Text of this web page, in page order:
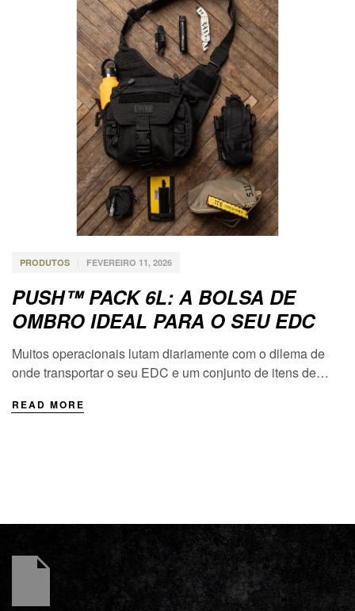
PRODUTOS FEVEREIRO 11, 2026
PUSH™ PACK 6L: A BOLSA DE
OMBRO IDEAL PARA O SEU EDC
Muitos operacionais lutam diariamente com o dilema de
onde transportar o seu EDC e um conjunto de itens de
determinado momento. A 5.11 Tactical respondeu com a
READ MORE